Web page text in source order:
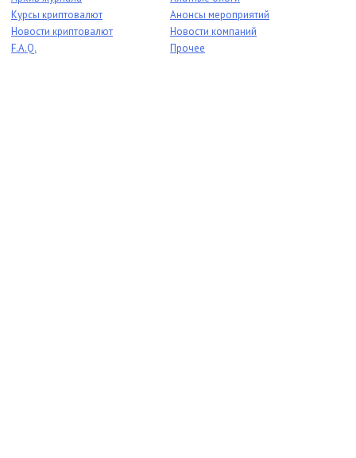
Курсы криптовалют
Новости криптовалют
F.A.Q.
Анонсы мероприятий
Новости компаний
Прочее